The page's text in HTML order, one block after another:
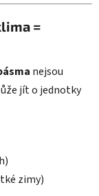
=
nejsou
jít o jednotky
zimy)